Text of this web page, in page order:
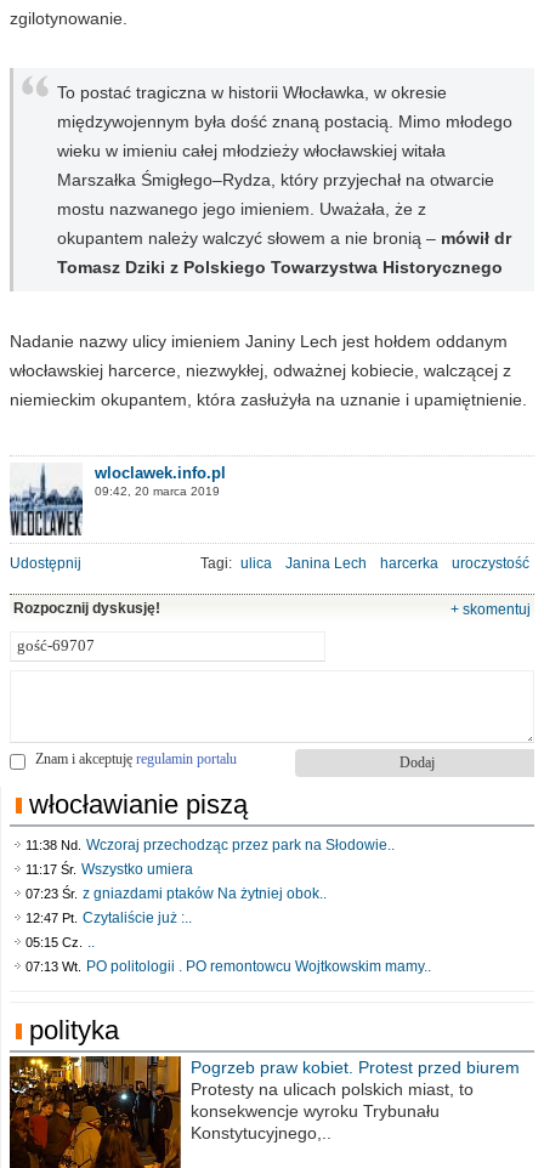
zgilotynowanie.
To postać tragiczna w historii Włocławka, w okresie
międzywojennym była dość znaną postacią. Mimo młodego
wieku w imieniu całej młodzieży włocławskiej witała
Marszałka Śmigłego–Rydza, który przyjechał na otwarcie
mostu nazwanego jego imieniem. Uważała, że z
okupantem należy walczyć słowem a nie bronią – mówił dr
Tomasz Dziki z Polskiego Towarzystwa Historycznego
Nadanie nazwy ulicy imieniem Janiny Lech jest hołdem oddanym
włocławskiej harcerce, niezwykłej, odważnej kobiecie, walczącej z
niemieckim okupantem, która zasłużyła na uznanie i upamiętnienie.
wloclawek.info.pl
09:42, 20 marca 2019
Udostępnij Tagi: ulica Janina Lech harcerka uroczystość
Rozpocznij dyskusję! + skomentuj
Znam i akceptuję regulamin portalu
włocławianie piszą
11:38 Nd. Wczoraj przechodząc przez park na Słodowie..
11:17 Śr. Wszystko umiera
07:23 Śr. z gniazdami ptaków Na żytniej obok..
12:47 Pt. Czytaliście już :..
05:15 Cz. ..
07:13 Wt. PO politologii . PO remontowcu Wojtkowskim mamy..
polityka
Pogrzeb praw kobiet. Protest przed biurem
poselskim PiS
Protesty na ulicach polskich miast, to
konsekwencje wyroku Trybunału
Konstytucyjnego,..